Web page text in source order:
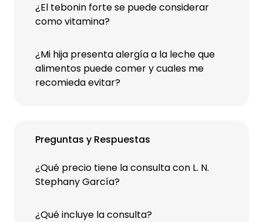
¿El tebonin forte se puede considerar
como vitamina?
¿Mi hija presenta alergía a la leche que
alimentos puede comer y cuales me
recomieda evitar?
Preguntas y Respuestas
¿Qué precio tiene la consulta con L. N.
Stephany García?
¿Qué incluye la consulta?